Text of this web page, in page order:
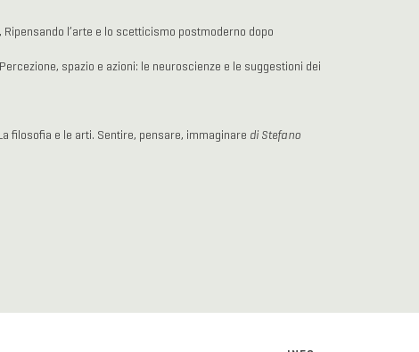
Ripensando l’arte e lo scetticismo postmoderno dopo
spazio e azioni: le neuroscienze e le suggestioni dei
filosofia e le arti. Sentire, pensare, immaginare di Stefano